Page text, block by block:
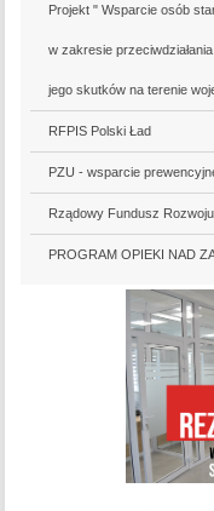
Projekt " Wsparcie osób
w zakresie
jego skutków na terenie
RFPIS Polski Ład
PZU - wsparcie
Rządowy Fundusz
PROGRAM OPIEKI NAD